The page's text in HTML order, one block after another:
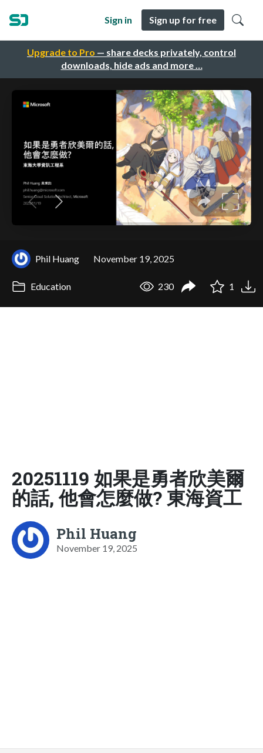
Upgrade to Pro — share decks privately, control
downloads, hide ads and more …
Sign in Sign up for free
Phil Huang November 19, 2025
Education 230 1
20251119 如果是勇者欣美爾
的話, 他會怎麼做? 東海資工
Phil Huang
November 19, 2025